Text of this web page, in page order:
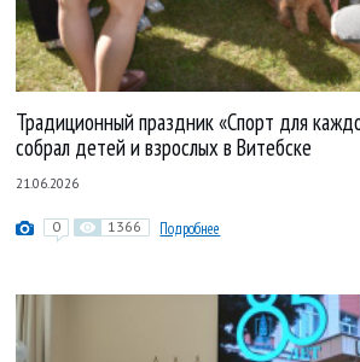
Традиционный праздник «Спорт для
собрал детей и взрослых в Витебске
21.06.2026
0 1366 Подробнее